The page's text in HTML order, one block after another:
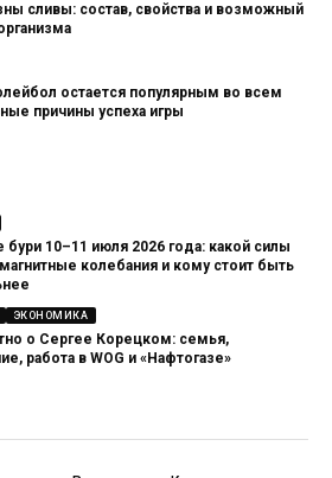
сливы: состав, свойства и возможный
остается популярным во всем
причины успеха игры
бури 10–11 июля 2026 года: какой силы
колебания и кому стоит быть
ЭКОНОМИКА
о Сергее Корецком: семья,
работа в WOG и «Нафтогазе»